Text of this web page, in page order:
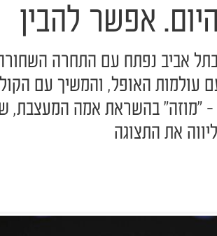
אפשר להבין
אביב נפתח עם התחרה
עולמות האופל, והמשיך עם
- "מוזה" בהשראת אמה המעצבת,
את התצוגה